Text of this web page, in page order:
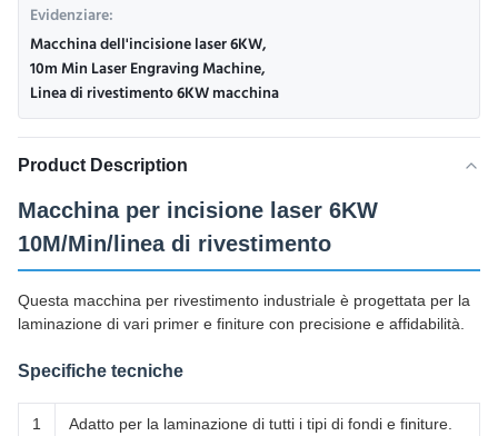
Evidenziare:
Macchina dell'incisione laser 6KW,
10m Min Laser Engraving Machine,
Linea di rivestimento 6KW macchina
Product Description
Macchina per incisione laser 6KW
10M/Min/linea di rivestimento
Questa macchina per rivestimento industriale è progettata per la
laminazione di vari primer e finiture con precisione e affidabilità.
Specifiche tecniche
1
Adatto per la laminazione di tutti i tipi di fondi e finiture.